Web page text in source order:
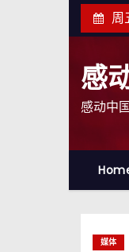
至
周
感
感动中
媒体